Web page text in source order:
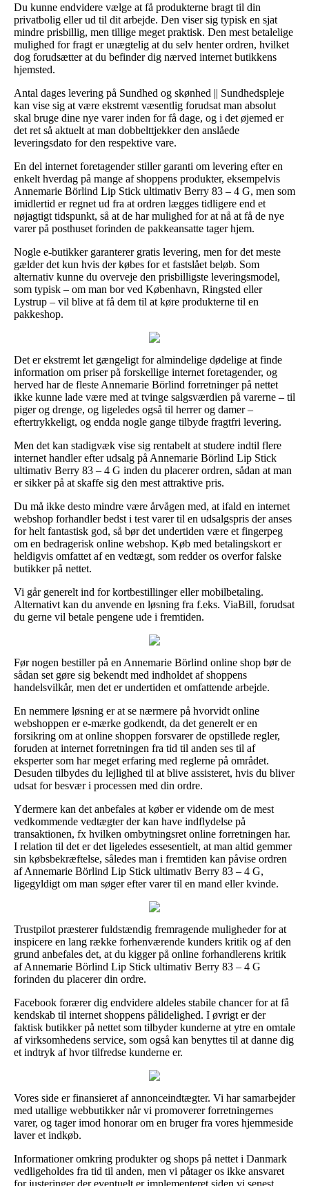
Du kunne endvidere vælge at få produkterne bragt til din
privatbolig eller ud til dit arbejde. Den viser sig typisk en sjat
mindre prisbillig, men tillige meget praktisk. Den mest betalelige
mulighed for fragt er unægtelig at du selv henter ordren, hvilket
dog forudsætter at du befinder dig nærved internet butikkens
hjemsted.
Antal dages levering på Sundhed og skønhed || Sundhedspleje
kan vise sig at være ekstremt væsentlig forudsat man absolut
skal bruge dine nye varer inden for få dage, og i det øjemed er
det ret så aktuelt at man dobbelttjekker den anslåede
leveringsdato for den respektive vare.
En del internet foretagender stiller garanti om levering efter en
enkelt hverdag på mange af shoppens produkter, eksempelvis
Annemarie Börlind Lip Stick ultimativ Berry 83 – 4 G, men som
imidlertid er regnet ud fra at ordren lægges tidligere end et
nøjagtigt tidspunkt, så at de har mulighed for at nå at få de nye
varer på posthuset forinden de pakkeansatte tager hjem.
Nogle e-butikker garanterer gratis levering, men for det meste
gælder det kun hvis der købes for et fastslået beløb. Som
alternativ kunne du overveje den prisbilligste leveringsmodel,
som typisk – om man bor ved København, Ringsted eller
Lystrup – vil blive at få dem til at køre produkterne til en
pakkeshop.
Det er ekstremt let gængeligt for almindelige dødelige at finde
information om priser på forskellige internet foretagender, og
herved har de fleste Annemarie Börlind forretninger på nettet
ikke kunne lade være med at tvinge salgsværdien på varerne – til
piger og drenge, og ligeledes også til herrer og damer –
eftertrykkeligt, og endda nogle gange tilbyde fragtfri levering.
Men det kan stadigvæk vise sig rentabelt at studere indtil flere
internet handler efter udsalg på Annemarie Börlind Lip Stick
ultimativ Berry 83 – 4 G inden du placerer ordren, sådan at man
er sikker på at skaffe sig den mest attraktive pris.
Du må ikke desto mindre være årvågen med, at ifald en internet
webshop forhandler bedst i test varer til en udsalgspris der anses
for helt fantastisk god, så bør det undertiden være et fingerpeg
om en bedragerisk online webshop. Køb med betalingskort er
heldigvis omfattet af en vedtægt, som redder os overfor falske
butikker på nettet.
Vi går generelt ind for kortbestillinger eller mobilbetaling.
Alternativt kan du anvende en løsning fra f.eks. ViaBill, forudsat
du gerne vil betale pengene ude i fremtiden.
Før nogen bestiller på en Annemarie Börlind online shop bør de
sådan set gøre sig bekendt med indholdet af shoppens
handelsvilkår, men det er undertiden et omfattende arbejde.
En nemmere løsning er at se nærmere på hvorvidt online
webshoppen er e-mærke godkendt, da det generelt er en
forsikring om at online shoppen forsvarer de opstillede regler,
foruden at internet forretningen fra tid til anden ses til af
eksperter som har meget erfaring med reglerne på området.
Desuden tilbydes du lejlighed til at blive assisteret, hvis du bliver
udsat for besvær i processen med din ordre.
Ydermere kan det anbefales at køber er vidende om de mest
vedkommende vedtægter der kan have indflydelse på
transaktionen, fx hvilken ombytningsret online forretningen har.
I relation til det er det ligeledes essesentielt, at man altid gemmer
sin købsbekræftelse, således man i fremtiden kan påvise ordren
af Annemarie Börlind Lip Stick ultimativ Berry 83 – 4 G,
ligegyldigt om man søger efter varer til en mand eller kvinde.
Trustpilot præsterer fuldstændig fremragende muligheder for at
inspicere en lang række forhenværende kunders kritik og af den
grund anbefales det, at du kigger på online forhandlerens kritik
af Annemarie Börlind Lip Stick ultimativ Berry 83 – 4 G
forinden du placerer din ordre.
Facebook forærer dig endvidere aldeles stabile chancer for at få
kendskab til internet shoppens pålidelighed. I øvrigt er der
faktisk butikker på nettet som tilbyder kunderne at ytre en omtale
af virksomhedens service, som også kan benyttes til at danne dig
et indtryk af hvor tilfredse kunderne er.
Vores side er finansieret af annonceindtægter. Vi har samarbejder
med utallige webbutikker når vi promoverer forretningernes
varer, og tager imod honorar om en bruger fra vores hjemmeside
laver et indkøb.
Informationer omkring produkter og shops på nettet i Danmark
vedligeholdes fra tid til anden, men vi påtager os ikke ansvaret
for justeringer der eventuelt er implementeret siden vi senest